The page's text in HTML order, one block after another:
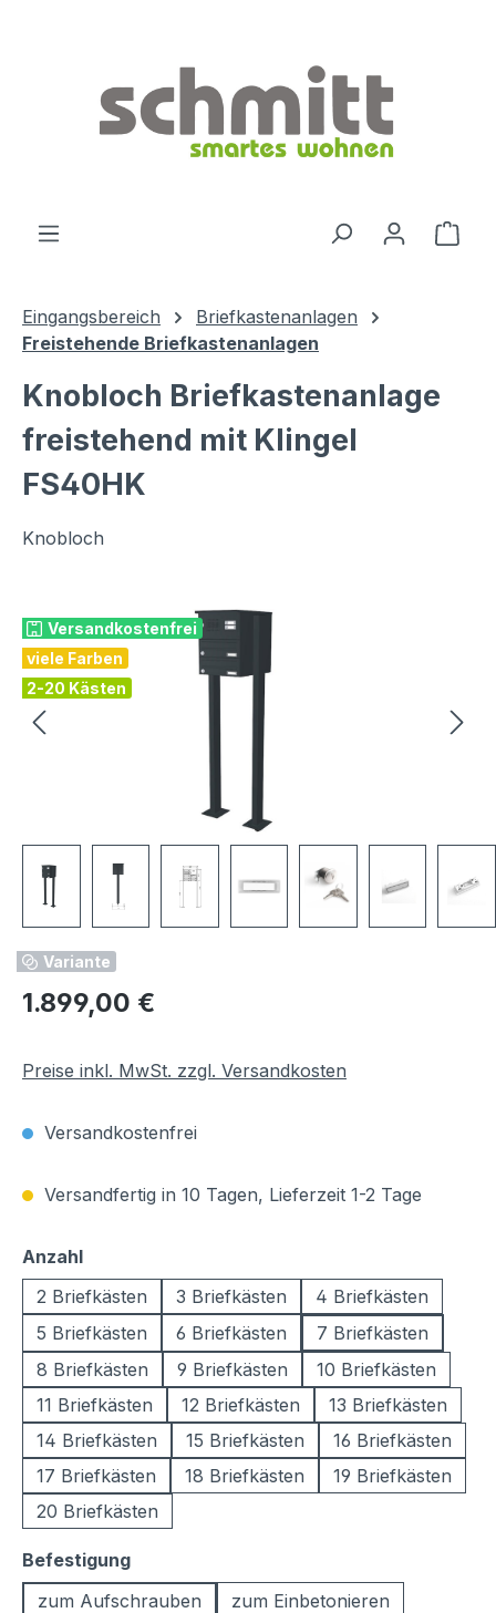
Eingangsbereich
Briefkastenanlagen
Freistehende Briefkastenanlagen
Knobloch Briefkastenanlage
freistehend mit Klingel
FS40HK
Knobloch
Versandkostenfrei
viele Farben
2-20 Kästen
Variante
Regulärer Preis:
1.899,00 €
Preise inkl. MwSt. zzgl. Versandkosten
Versandkostenfrei
Versandfertig in 10 Tagen, Lieferzeit 1-2 Tage
Anzahlauswählen
2 Briefkästen
3 Briefkästen
4 Briefkästen
5 Briefkästen
6 Briefkästen
7 Briefkästen
8 Briefkästen
9 Briefkästen
10 Briefkästen
11 Briefkästen
12 Briefkästen
13 Briefkästen
14 Briefkästen
15 Briefkästen
16 Briefkästen
17 Briefkästen
18 Briefkästen
19 Briefkästen
20 Briefkästen
Befestigungauswählen
zum Aufschrauben
zum Einbetonieren